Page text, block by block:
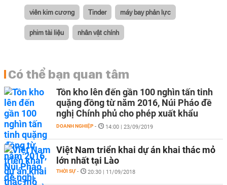
viên kim cương Tinder máy bay phản lực
phim tài liệu nhân vật chính
Có thể bạn quan tâm
Tồn kho lên đến gần 100 nghìn tấn tinh
quặng đồng từ năm 2016, Núi Pháo đề
nghị Chính phủ cho phép xuất khẩu
DOANH NGHIỆP - 14:00 | 23/09/2019
Việt Nam triển khai dự án khai thác mỏ
lớn nhất tại Lào
THỜI SỰ - 20:30 | 11/09/2018